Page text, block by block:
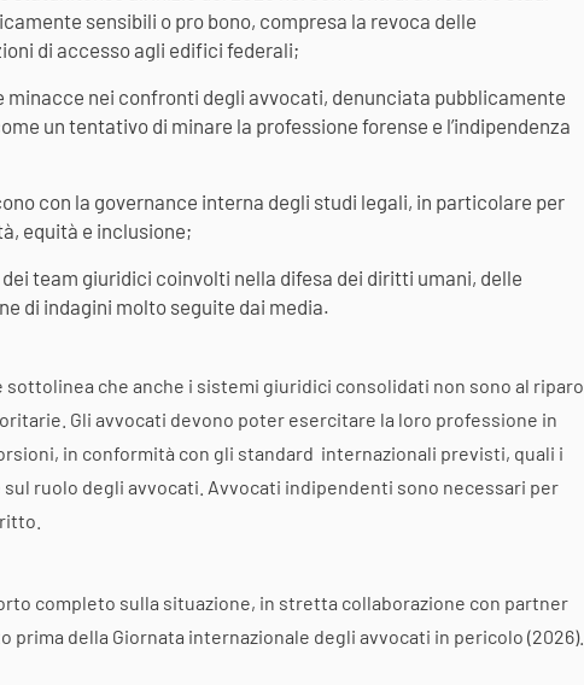
sensibili o pro bono, compresa la revoca delle
di accesso agli edifici federali;
minacce nei confronti degli avvocati, denunciata pubblicamente
un tentativo di minare la professione forense e l’indipendenza
con la governance interna degli studi legali, in particolare per
equità e inclusione;
team giuridici coinvolti nella difesa dei diritti umani, delle
di indagini molto seguite dai media.
sottolinea che anche i sistemi giuridici consolidati non sono al riparo
Gli avvocati devono poter esercitare la loro professione in
in conformità con gli standard internazionali previsti, quali i
ruolo degli avvocati. Avvocati indipendenti sono necessari per
completo sulla situazione, in stretta collaborazione con partner
prima della Giornata internazionale degli avvocati in pericolo (2026).